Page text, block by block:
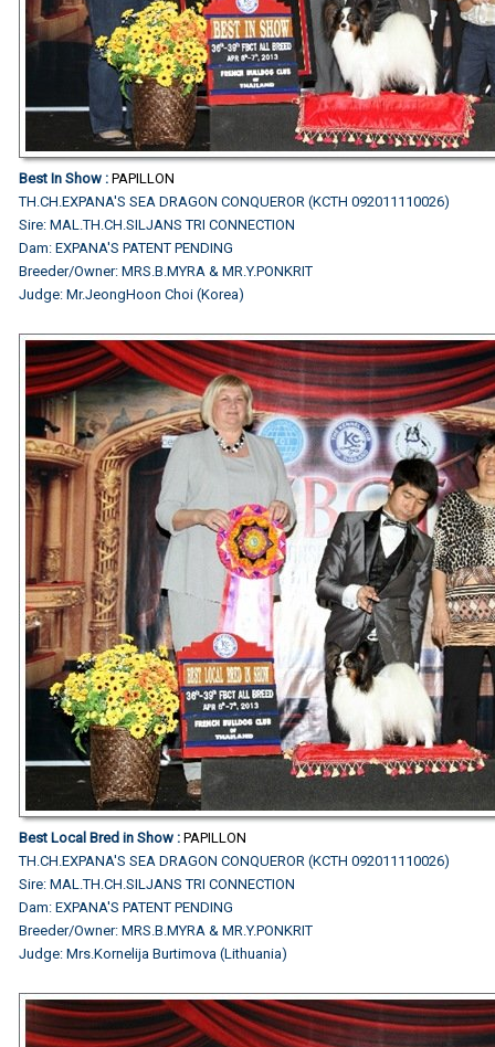
Best In Show : PAPILLON
TH.CH.EXPANA'S SEA DRAGON CONQUEROR (KCTH 092011110026)
Sire: MAL.TH.CH.SILJANS TRI CONNECTION
Dam: EXPANA'S PATENT PENDING
Breeder/Owner: MRS.B.MYRA & MR.Y.PONKRIT
Judge: Mr.JeongHoon Choi (Korea)
Best Local Bred in Show : PAPILLON
TH.CH.EXPANA'S SEA DRAGON CONQUEROR (KCTH 092011110026)
Sire: MAL.TH.CH.SILJANS TRI CONNECTION
Dam: EXPANA'S PATENT PENDING
Breeder/Owner: MRS.B.MYRA & MR.Y.PONKRIT
Judge: Mrs.Kornelija Burtimova (Lithuania)